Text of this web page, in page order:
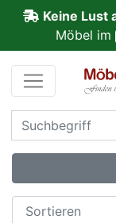
Keine Lust
Möbel im
Anmelden
PREMIUM
Schnell
lieferbar